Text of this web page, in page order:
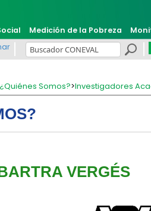
Medición de la Pobreza
¿Quiénes Somos?>Investigadores
VERGÉS